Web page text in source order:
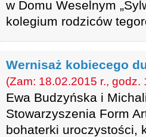
w Domu Weselnym
kolegium rodziców
Wernisaż kobiecego
(Zam: 18.02.2015 r., godz.
Ewa Budzyńska i
Stowarzyszenia Form
bohaterki uroczystości,